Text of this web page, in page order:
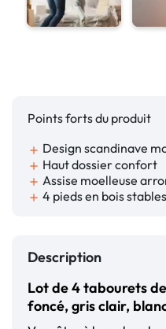
Points forts du produit
add Design scandinave
add Haut dossier confort
add Assise moelleuse
add 4 pieds en bois stables
Description
Lot de 4 tabourets
foncé, gris clair,